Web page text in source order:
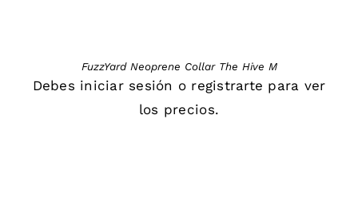
FuzzYard Neoprene Collar The Hive M
Debes iniciar sesión o registrarte para ver
los precios.